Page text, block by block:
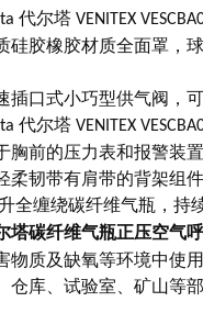
代尔塔 VENITEX
硅胶橡胶材质全面罩，
插口式小巧型供气阀，
代尔塔 VENITEX
胸前的压力表和报警装
柔韧带有肩带的背架组
升全缠绕碳纤维气瓶，持
塔碳纤维气瓶正压空气
物质及缺氧等环境中使
、仓库